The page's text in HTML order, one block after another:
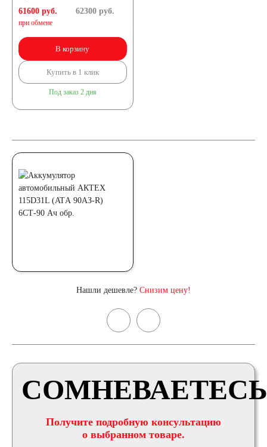
61600 руб.
при обмене
62300руб.
В корзину
Купить в 1 клик
Под заказ 2 дня
Нашли дешевле? Снизим цену!
Получите подробную консультацию
о выбранном товаре.